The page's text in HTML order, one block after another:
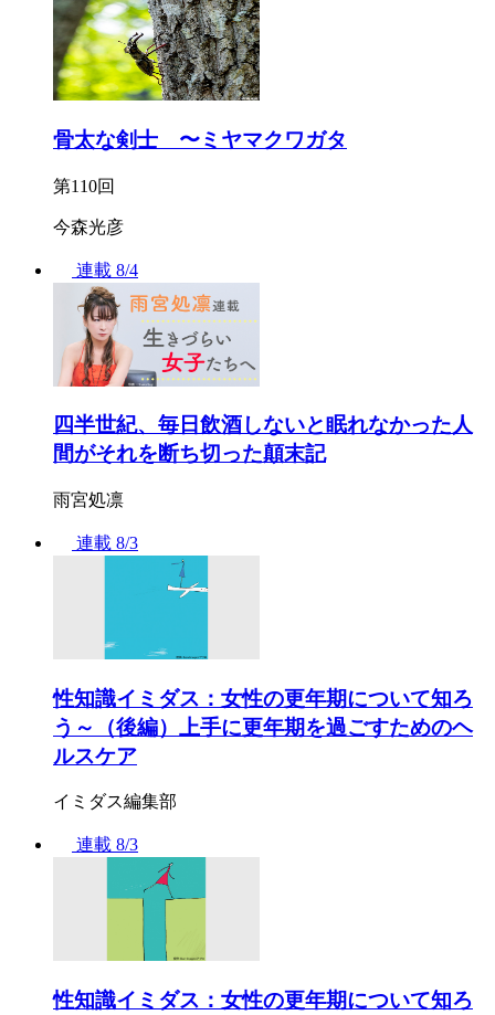
骨太な剣士 〜ミヤマクワガタ
第110回
今森光彦
連載 8/4
四半世紀、毎日飲酒しないと眠れなかった人
間がそれを断ち切った顛末記
雨宮処凛
連載 8/3
性知識イミダス：女性の更年期について知ろ
う～（後編）上手に更年期を過ごすためのヘ
ルスケア
イミダス編集部
連載 8/3
性知識イミダス：女性の更年期について知ろ